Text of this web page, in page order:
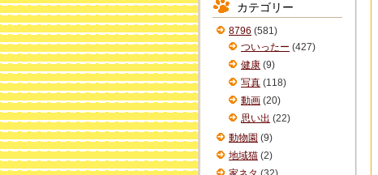
イ
ブ
カテゴリー
8796 (581)
ついったー (427)
健康 (9)
写真 (118)
動画 (20)
思い出 (22)
動物園 (9)
地域猫 (2)